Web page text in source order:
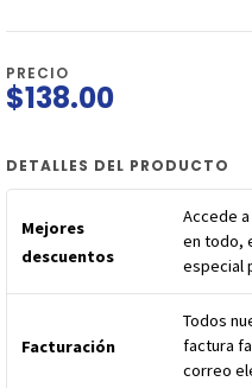
PRECIO
$138.00
DETALLES DEL PRODUCTO
Mejores
descuentos
Accede
en todo,
especial
Facturación
Todos
factura
correo